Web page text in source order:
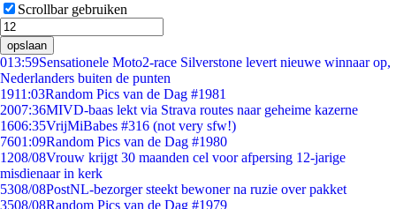
Scrollbar gebruiken
opslaan
013:59Sensationele Moto2-race Silverstone levert nieuwe winnaar op,
Nederlanders buiten de punten
1911:03Random Pics van de Dag #1981
2007:36MIVD-baas lekt via Strava routes naar geheime kazerne
1606:35VrijMiBabes #316 (not very sfw!)
7601:09Random Pics van de Dag #1980
1208/08Vrouw krijgt 30 maanden cel voor afpersing 12-jarige
misdienaar in kerk
5308/08PostNL-bezorger steekt bewoner na ruzie over pakket
3508/08Random Pics van de Dag #1979